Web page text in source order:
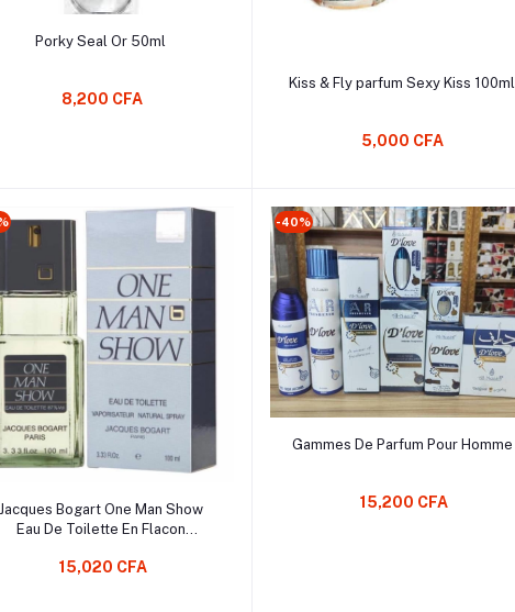
Ajouter au Panier
Porky Seal Or 50ml
8,200 CFA
Ajouter au Panier
Kiss & Fly parfum Sexy Kiss 100ml
5,000 CFA
Ajouter au Panier
Bogart One Man Show
Eau De Toilette En Flacon
15,020 CFA
-40%
Ajouter au Panier
Gammes De Parfum Pour Homme
15,200 CFA